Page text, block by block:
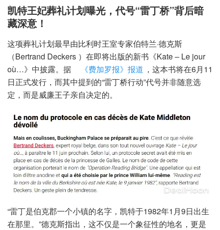
凯特王妃葬礼计划曝光，代号“雷丁桥”背后暗
藏深意！
这项葬礼计划最早由比利时王室专家伯特兰·德克斯
（Bertrand Deckers ）在即将出版的新书《Kate – Le jour
où…》中披露。据
《费加罗报》报道 ，这本书将在6月11
日正式发行，而其中提到的“雷丁桥行动”代号并非随意选
定，而是威廉王子亲自决定的。
“雷丁是伯克郡一个小镇的名字，凯特​​于1982年1月9日出生
在那里。”德克斯指出，这不仅是一个象征性的地名，更是